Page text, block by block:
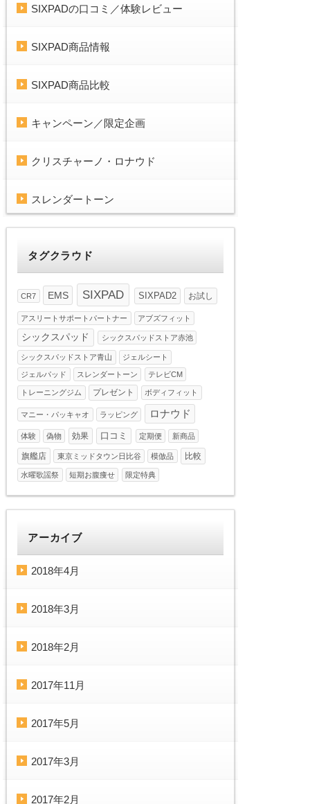
SIXPADの口コミ／体験レビュー
SIXPAD商品情報
SIXPAD商品比較
キャンペーン／限定企画
クリスチャーノ・ロナウド
スレンダートーン
タグクラウド
CR7 EMS SIXPAD SIXPAD2 お試し
アスリートサポートパートナー アブズフィット
シックスパッド シックスパッドストア赤池
シックスパッドストア青山 ジェルシート
ジェルパッド スレンダートーン テレビCM
トレーニングジム プレゼント ボディフィット
マニー・パッキャオ ラッピング ロナウド
体験 偽物 効果 口コミ 定期便 新商品
旗艦店 東京ミッドタウン日比谷 模倣品 比較
水曜歌謡祭 短期お腹痩せ 限定特典
アーカイブ
2018年4月
2018年3月
2018年2月
2017年11月
2017年5月
2017年3月
2017年2月